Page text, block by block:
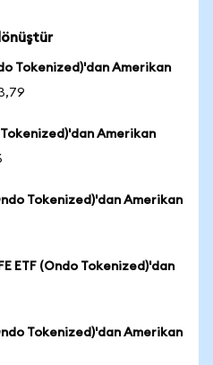
Tokenized)'dan Amerikan
Amerikan
Tokenized)'dan Amerikan
ETF (Ondo Tokenized)'dan
Tokenized)'dan Amerikan